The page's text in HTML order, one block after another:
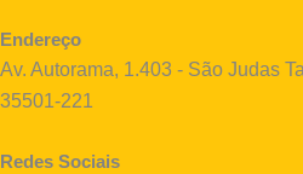
Endereço
Av. Autorama, 1.403 - São Judas
35501-221
Redes Sociais